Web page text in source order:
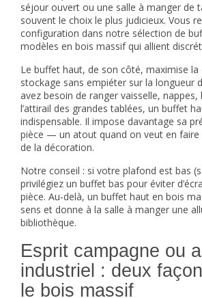
séjour ouvert ou une salle à manger de
souvent le choix le plus judicieux. Vous
configuration dans notre sélection de
modèles en bois massif qui allient
Le buffet haut, de son côté, maximise la
stockage sans empiéter sur la longueur
avez besoin de ranger vaisselle,
l’attirail des grandes tablées, un buffet
indispensable. Il impose davantage sa
pièce — un atout quand on veut en faire
de la décoration.
Notre conseil : si votre plafond est bas
privilégiez un buffet bas pour éviter
pièce. Au-delà, un buffet haut en bois
sens et donne à la salle à manger une
bibliothèque.
Esprit campagne ou
industriel : deux
le bois massif